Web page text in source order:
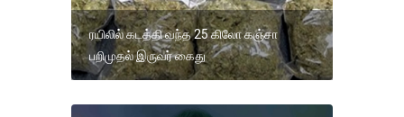
ரயிலில் கடத்தி வந்த 25 கிலோ கஞ்சா
பறிமுதல் இருவர் கைது